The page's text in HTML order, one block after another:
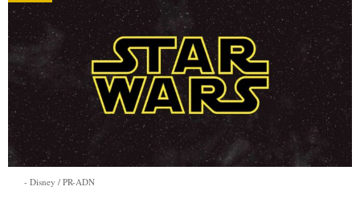
Disney / PR-ADN